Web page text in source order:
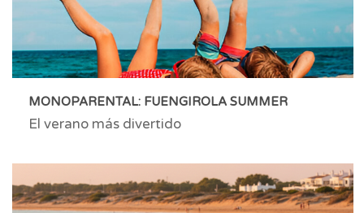
MONOPARENTAL: FUENGIROLA SUMMER
El verano más divertido